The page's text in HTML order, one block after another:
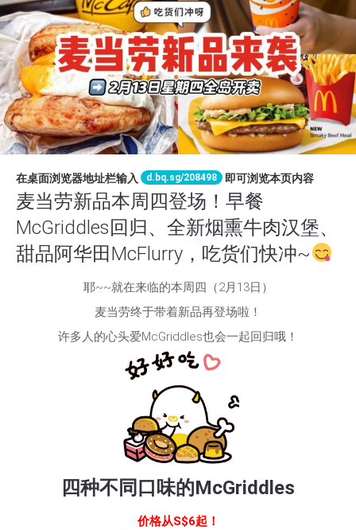
在桌面浏览器地址栏输入 d.bq.sg/208498 即可浏览本页内容
麦当劳新品本周四登场！早餐
McGriddles回归、全新烟熏牛肉汉堡、
甜品阿华田McFlurry，吃货们快冲~
耶~~就在来临的本周四（2月13日）
麦当劳终于带着新品再登场啦！
许多人的心头爱McGriddles也会一起回归哦！
四种不同口味的McGriddles
价格从S$6起！